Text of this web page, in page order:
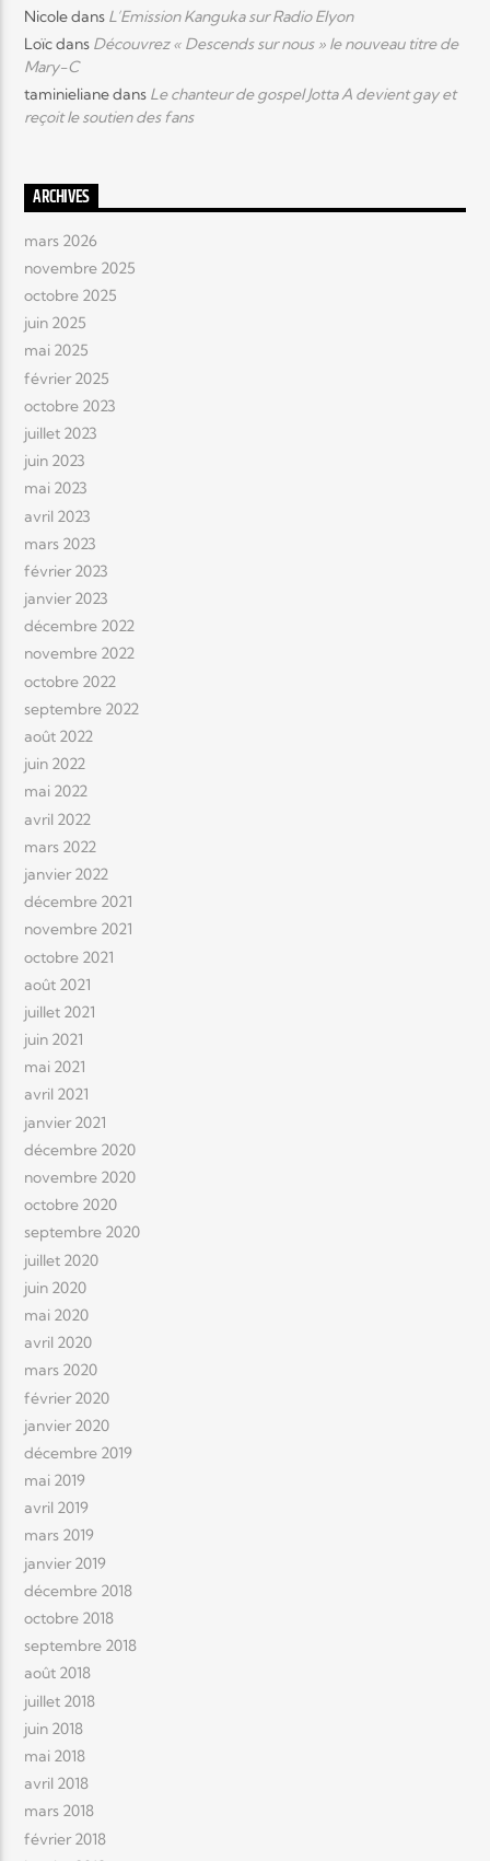
Nicoledans L’Emission Kanguka sur Radio Elyon
Loïcdans Découvrez « Descends sur nous » le nouveau titre de
Mary-C
taminielianedans Le chanteur de gospel Jotta A devient gay et
reçoit le soutien des fans
ARCHIVES
mars 2026
novembre 2025
octobre 2025
juin 2025
mai 2025
février 2025
octobre 2023
juillet 2023
juin 2023
mai 2023
avril 2023
mars 2023
février 2023
janvier 2023
décembre 2022
novembre 2022
octobre 2022
septembre 2022
août 2022
juin 2022
mai 2022
avril 2022
mars 2022
janvier 2022
décembre 2021
novembre 2021
octobre 2021
août 2021
juillet 2021
juin 2021
mai 2021
avril 2021
janvier 2021
décembre 2020
novembre 2020
octobre 2020
septembre 2020
juillet 2020
juin 2020
mai 2020
avril 2020
mars 2020
février 2020
janvier 2020
décembre 2019
mai 2019
avril 2019
mars 2019
janvier 2019
décembre 2018
octobre 2018
septembre 2018
août 2018
juillet 2018
juin 2018
mai 2018
avril 2018
mars 2018
février 2018